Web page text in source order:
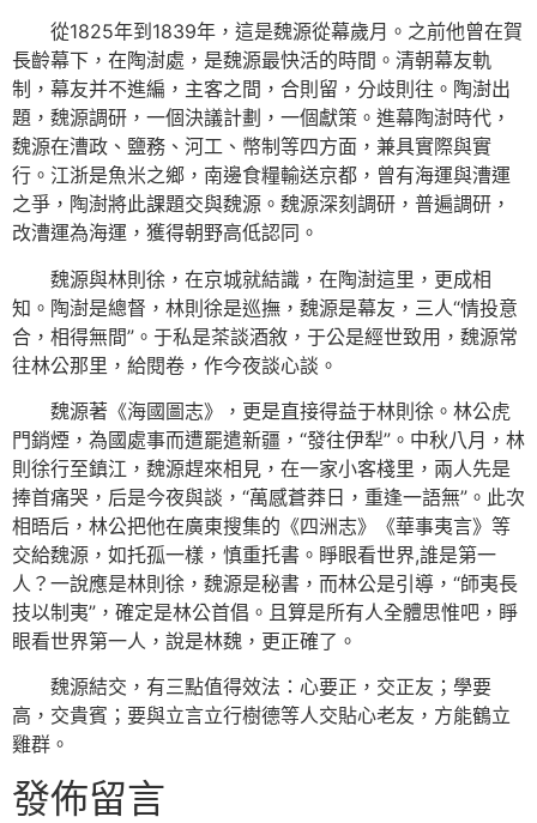
從1825年到1839年，這是魏源從幕歲月。之前他曾在賀
長齡幕下，在陶澍處，是魏源最快活的時間。清朝幕友軌
制，幕友并不進編，主客之間，合則留，分歧則往。陶澍出
題，魏源調研，一個決議計劃，一個獻策。進幕陶澍時代，
魏源在漕政、鹽務、河工、幣制等四方面，兼具實際與實
行。江浙是魚米之鄉，南邊食糧輸送京都，曾有海運與漕運
之爭，陶澍將此課題交與魏源。魏源深刻調研，普遍調研，
改漕運為海運，獲得朝野高低認同。
魏源與林則徐，在京城就結識，在陶澍這里，更成相
知。陶澍是總督，林則徐是巡撫，魏源是幕友，三人“情投意
合，相得無間”。于私是茶談酒敘，于公是經世致用，魏源常
往林公那里，給閱卷，作今夜談心談。
魏源著《海國圖志》，更是直接得益于林則徐。林公虎
門銷煙，為國處事而遭罷遣新疆，“發往伊犁”。中秋八月，林
則徐行至鎮江，魏源趕來相見，在一家小客棧里，兩人先是
捧首痛哭，后是今夜與談，“萬感蒼莽日，重逢一語無”。此次
相晤后，林公把他在廣東搜集的《四洲志》《華事夷言》等
交給魏源，如托孤一樣，慎重托書。睜眼看世界,誰是第一
人？一說應是林則徐，魏源是秘書，而林公是引導，“師夷長
技以制夷”，確定是林公首倡。且算是所有人全體思惟吧，睜
眼看世界第一人，說是林魏，更正確了。
魏源結交，有三點值得效法：心要正，交正友；學要
高，交貴賓；要與立言立行樹德等人交貼心老友，方能鶴立
雞群。
發佈留言